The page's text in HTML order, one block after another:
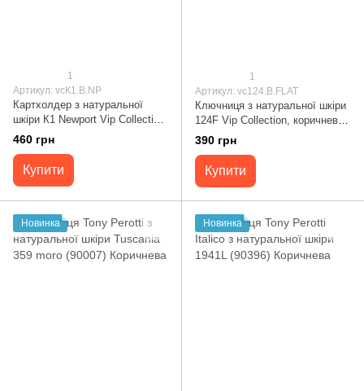
1
Артикул: vcК1.B.NP
Картхолдер з натуральної
шкіри К1 Newport Vip Collection,
коричневий К1.B.NP
460 грн
Купити
1
Артикул: vc124.B.FLAT
Ключниця з натуральної шкіри
124F Vip Collection, коричнева
124.B.FLAT
390 грн
Купити
Новинка Новинка